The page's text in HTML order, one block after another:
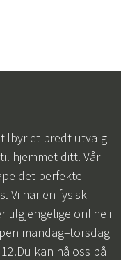
tilbyr et bredt utvalg
hjemmet ditt. Vår
det perfekte
Vi har en fysisk
tilgjengelige online i
mandag–torsdag
kan nå oss på